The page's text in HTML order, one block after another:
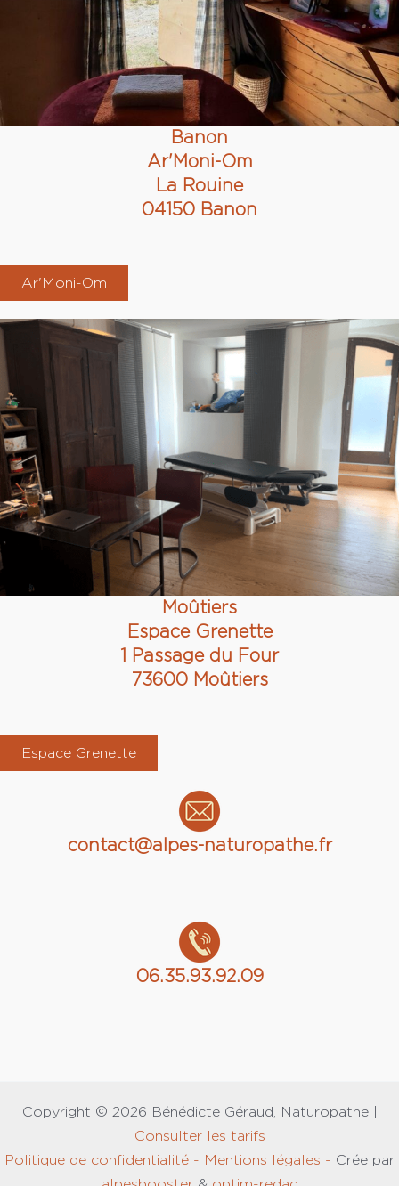
Banon
Ar'Moni-Om
La Rouine
04150 Banon
Ar'Moni-Om
Moûtiers
Espace Grenette
1 Passage du Four
73600 Moûtiers
Espace Grenette
contact@alpes-naturopathe.fr
06.35.93.92.09
Copyright © 2026 Bénédicte Géraud, Naturopathe |
Consulter les tarifs
Politique de confidentialité - Mentions légales - Crée par